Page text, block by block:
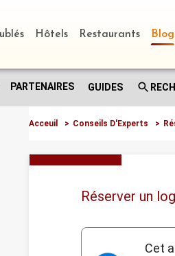
Hôtels Restaurants Blog
PARTENAIRES GUIDES
Acceuil > Conseils D'Experts >
Réserver un
Cet